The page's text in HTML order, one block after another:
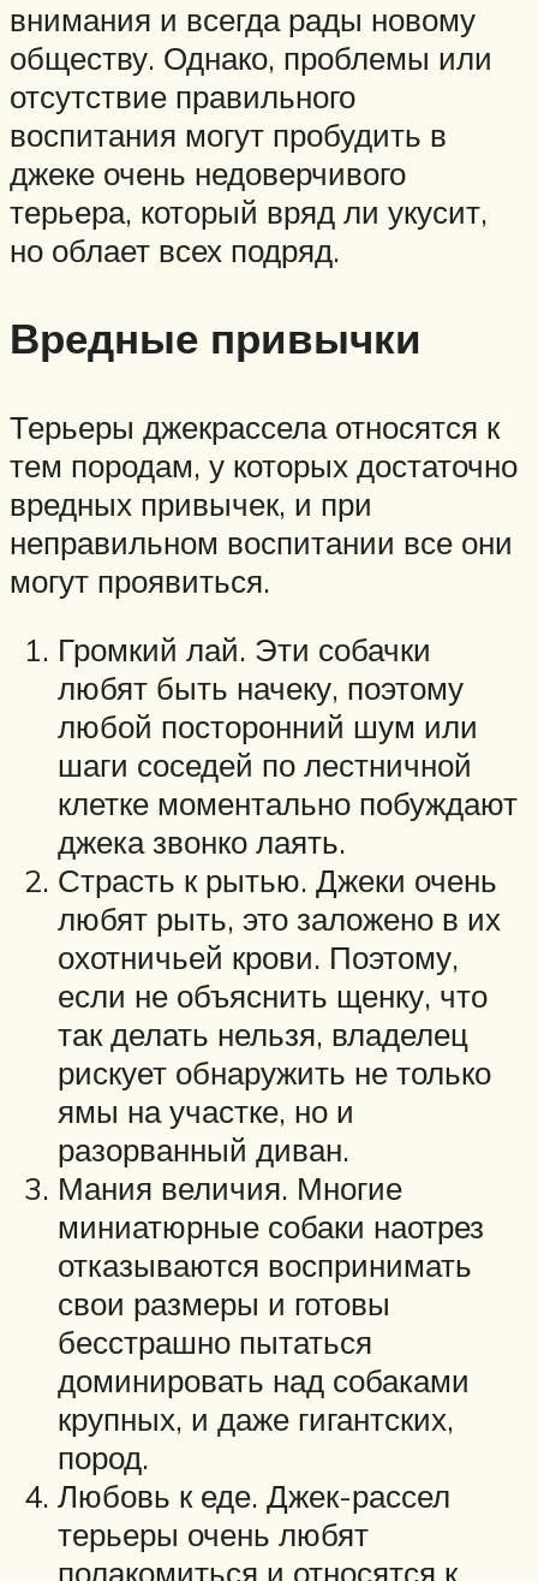
внимания и всегда рады новому
обществу. Однако, проблемы или
отсутствие правильного
воспитания могут пробудить в
джеке очень недоверчивого
терьера, который вряд ли укусит,
но облает всех подряд.
Вредные привычки
Терьеры джекрассела относятся к
тем породам, у которых достаточно
вредных привычек, и при
неправильном воспитании все они
могут проявиться.
Громкий лай. Эти собачки
любят быть начеку, поэтому
любой посторонний шум или
шаги соседей по лестничной
клетке моментально побуждают
джека звонко лаять.
Страсть к рытью. Джеки очень
любят рыть, это заложено в их
охотничьей крови. Поэтому,
если не объяснить щенку, что
так делать нельзя, владелец
рискует обнаружить не только
ямы на участке, но и
разорванный диван.
Мания величия. Многие
миниатюрные собаки наотрез
отказываются воспринимать
свои размеры и готовы
бесстрашно пытаться
доминировать над собаками
крупных, и даже гигантских,
пород.
Любовь к еде. Джек-рассел
терьеры очень любят
полакомиться и относятся к